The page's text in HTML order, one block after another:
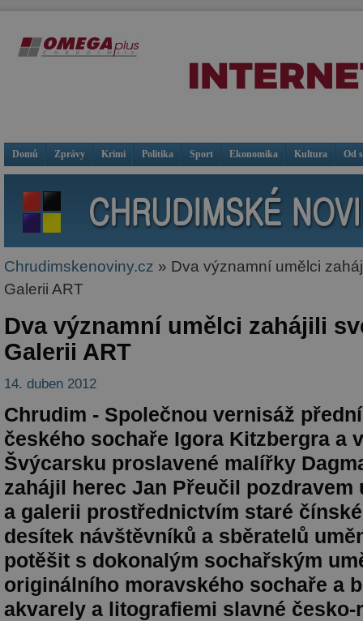
Domů Zprávy Krimi Politika Sport Ekonomika Kultura Od
Chrudimskenoviny.cz » Dva významní umělci
Galerii ART
Dva významní umělci zahájili
Galerii ART
14. duben 2012
Chrudim - Společnou vernisáž
českého sochaře Igora Kitzbergra a
Švýcarsku proslavené malířky
zahájil herec Jan Přeučil pozdravem
a galerii prostřednictvím staré
desítek návštěvníků a sběratelů
potěšit s dokonalým sochařským
originálního moravského sochaře a
akvarely a litografiemi slavné česko-